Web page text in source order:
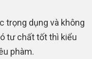
trọng dụng và không
tư chất tốt thì kiểu
phàm.